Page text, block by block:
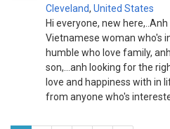
Cleveland, United States
Hi everyone, new
Vietnamese woman who's
humble who love family,
son,...anh looking for the
love and happiness with in
from anyone who's